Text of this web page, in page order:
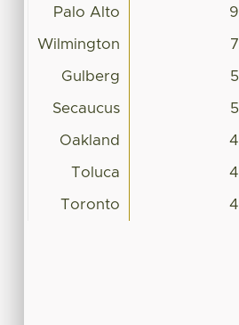
Palo Alto 9
Wilmington 7
Gulberg 5
Secaucus 5
Oakland 4
Toluca 4
Toronto 4